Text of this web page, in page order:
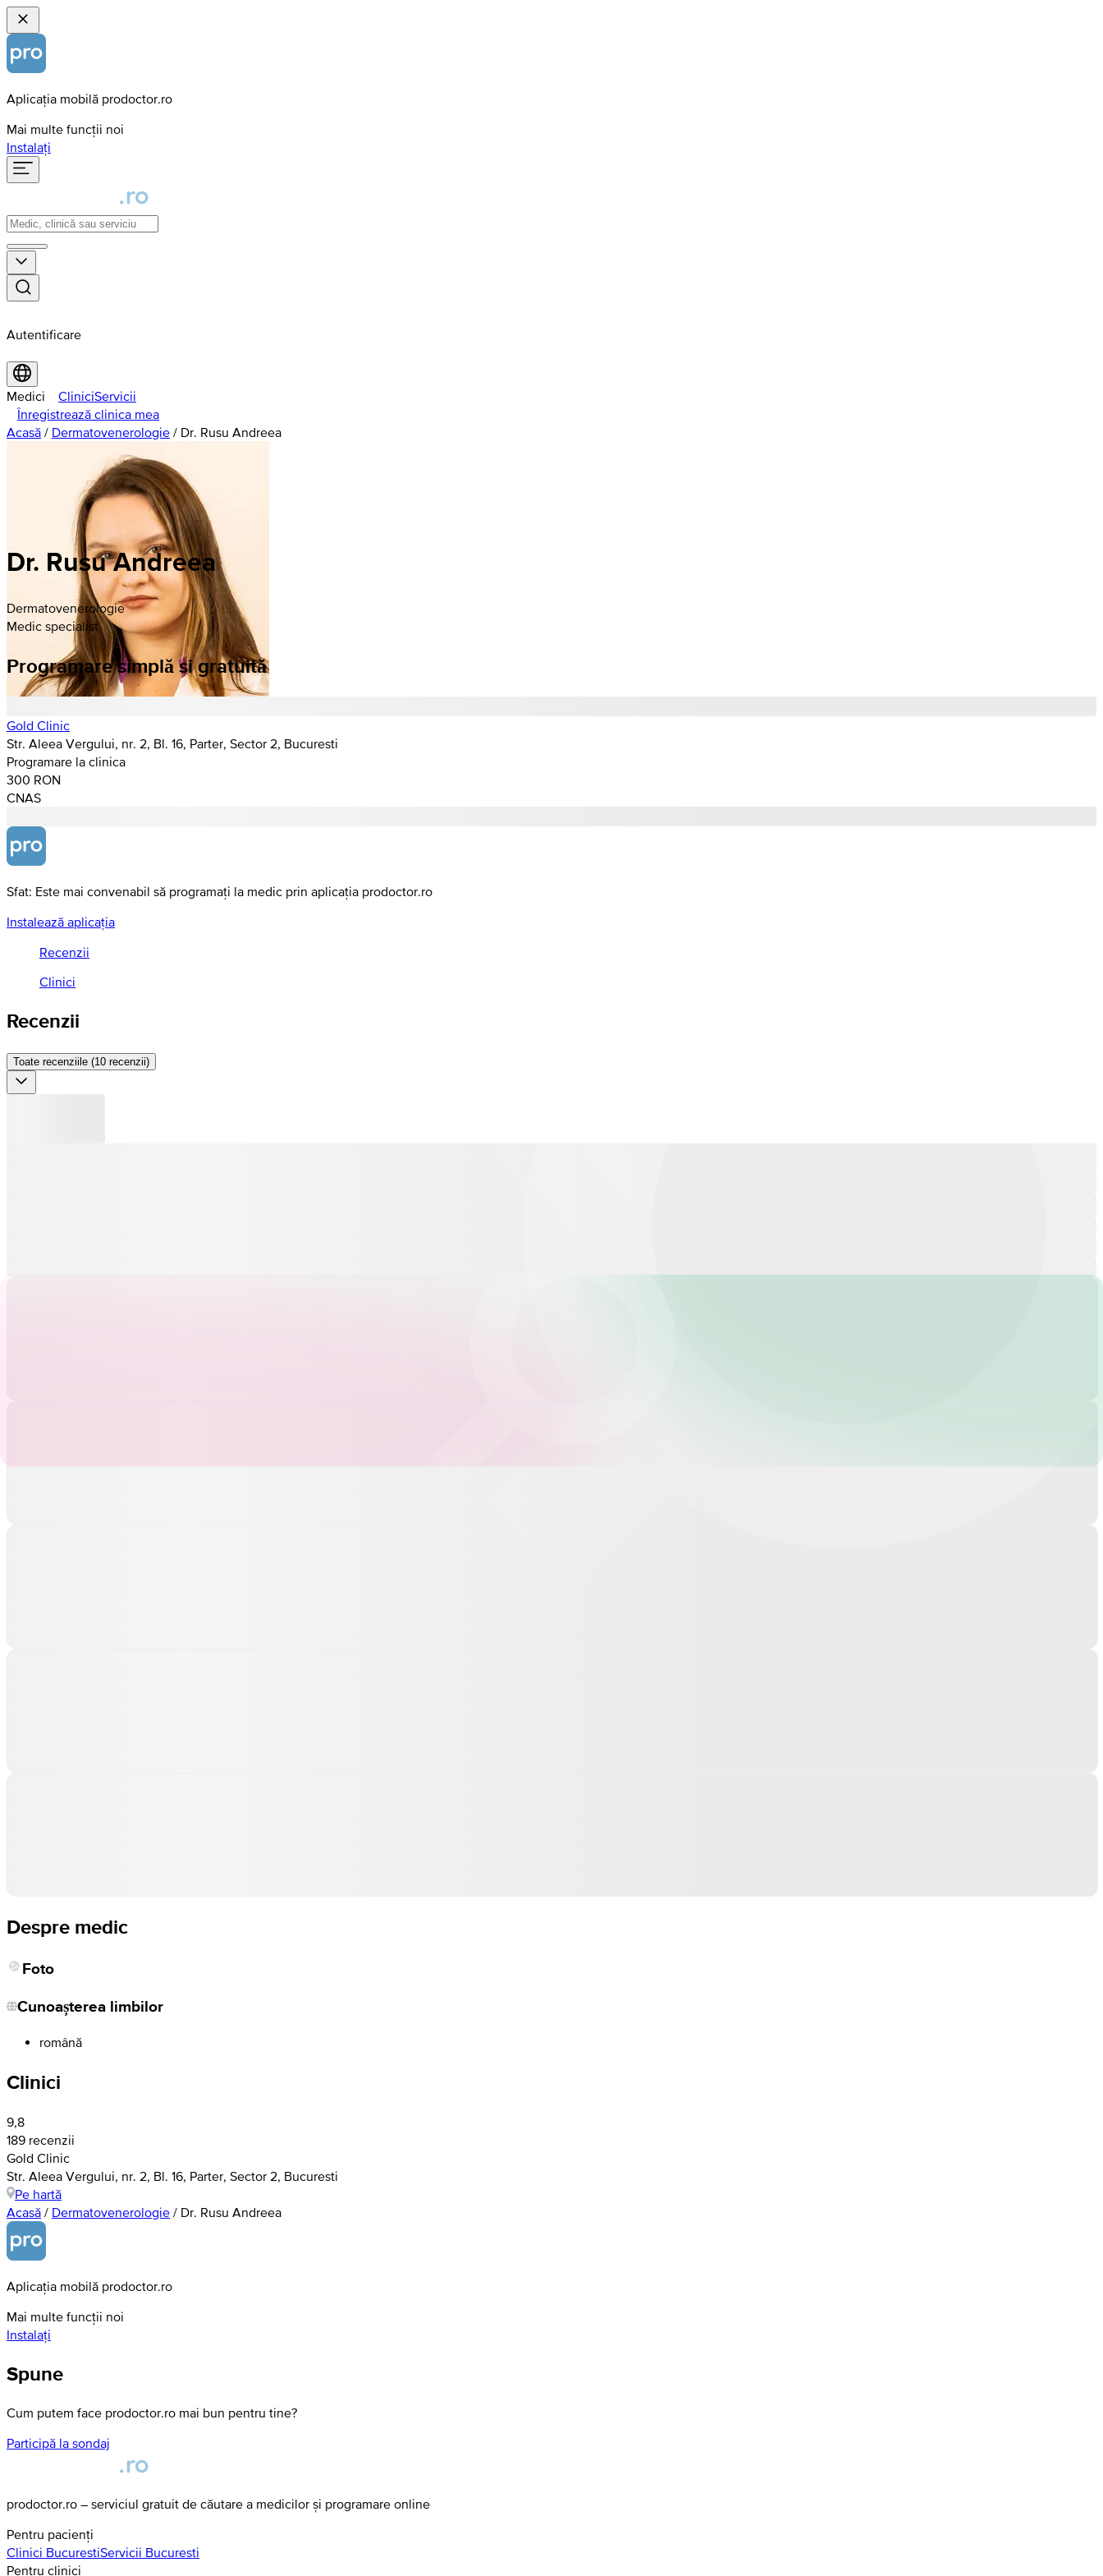
Aplicația mobilă prodoctor.ro
Mai multe funcții noi
Instalați
Autentificare
Medici CliniciServicii
Înregistrează clinica mea
Acasă / Dermatovenerologie / Dr. Rusu Andreea
Dr. Rusu Andreea
Dermatovenerologie
Medic specialist
Programare simplă si gratuită
Gold Clinic
Str. Aleea Vergului, nr. 2, Bl. 16, Parter, Sector 2, Bucuresti
Programare la clinica
300 RON
CNAS
Sfat: Este mai convenabil să programați la medic prin aplicația prodoctor.ro
Instalează aplicația
Recenzii
Clinici
Recenzii
Toate recenziile (10 recenzii)
Despre medic
Foto
Cunoașterea limbilor
română
Clinici
9,8
189 recenzii
Gold Clinic
Str. Aleea Vergului, nr. 2, Bl. 16, Parter, Sector 2, Bucuresti
Pe hartă
Acasă / Dermatovenerologie / Dr. Rusu Andreea
Aplicația mobilă prodoctor.ro
Mai multe funcții noi
Instalați
Spune
Cum putem face prodoctor.ro mai bun pentru tine?
Participă la sondaj
prodoctor.ro – serviciul gratuit de căutare a medicilor și programare online
Pentru pacienți
Clinici BucurestiServicii Bucuresti
Pentru clinici